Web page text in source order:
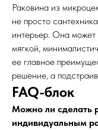
Раковина из
не просто
интерьер. Она может
мягкой,
ее главное
решение, а
FAQ-блок
Можно ли сделать
индивидуальным